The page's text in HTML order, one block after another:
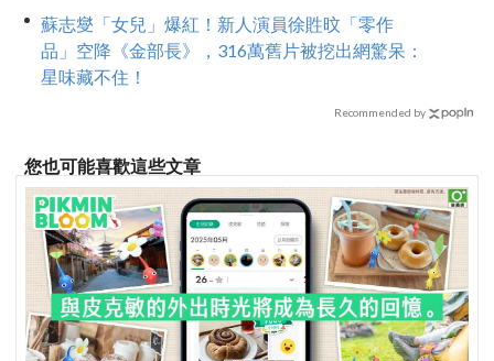
蘇志燮「女兒」爆紅！新人演員徐貹旼「零作
品」空降《金部長》，316萬舊片被挖出網驚呆：
星味藏不住！
Recommended by
您也可能喜歡這些文章